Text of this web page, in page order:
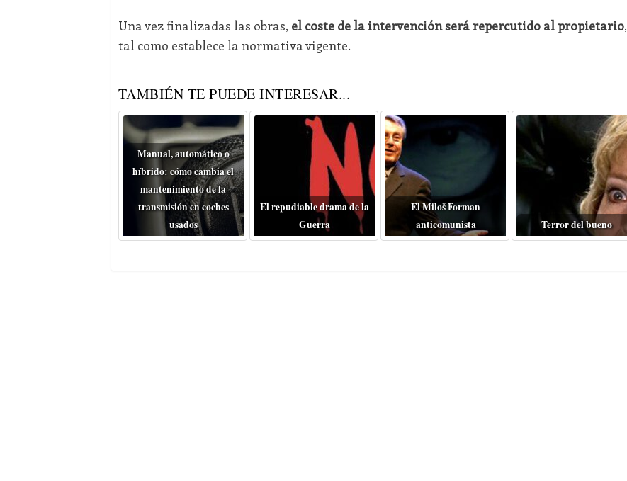
Una vez finalizadas las obras, el coste de la intervención será repercutido al propietario,
tal como establece la normativa vigente.
TAMBIÉN TE PUEDE INTERESAR...
Manual, automático o
híbrido: cómo cambia el
mantenimiento de la
transmisión en coches
usados
El repudiable drama de la
Guerra
El Miloš Forman
anticomunista
Terror del bueno